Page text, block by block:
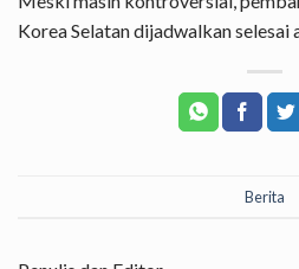
Korea Selatan dijadwalkan selesai
Berita